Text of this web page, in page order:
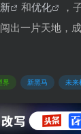
和优化
，
出一片天地，
界 新黑马 未来